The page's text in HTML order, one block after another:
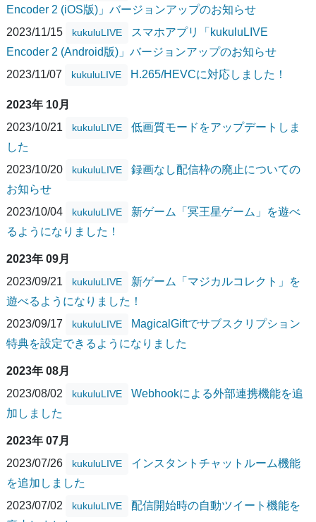
Encoder 2 (iOS版)」バージョンアップのお知らせ
2023/11/15
kukuluLIVE
スマホアプリ「kukuluLIVE
Encoder 2 (Android版)」バージョンアップのお知らせ
2023/11/07
kukuluLIVE H.265/HEVCに対応しました！
2023年 10月
2023/10/21
kukuluLIVE
低画質モードをアップデートしま
した
2023/10/20
kukuluLIVE
録画なし配信枠の廃止についての
お知らせ
2023/10/04
kukuluLIVE
新ゲーム「冥王星ゲーム」を遊べ
るようになりました！
2023年 09月
2023/09/21
kukuluLIVE
新ゲーム「マジカルコレクト」を
遊べるようになりました！
2023/09/17
kukuluLIVE
MagicalGiftでサブスクリプション
特典を設定できるようになりました
2023年 08月
2023/08/02
kukuluLIVE
Webhookによる外部連携機能を追
加しました
2023年 07月
2023/07/26
kukuluLIVE
インスタントチャットルーム機能
を追加しました
2023/07/02
kukuluLIVE
配信開始時の自動ツイート機能を